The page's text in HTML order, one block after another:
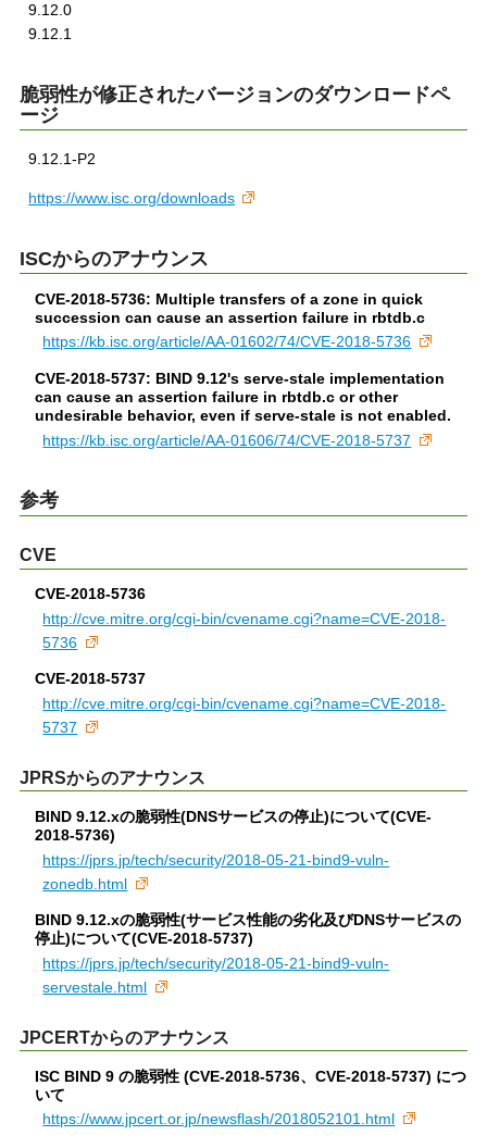
9.12.0
9.12.1
脆弱性が修正されたバージョンのダウンロードペ
ージ
9.12.1-P2
https://www.isc.org/downloads
ISCからのアナウンス
CVE-2018-5736: Multiple transfers of a zone in quick
succession can cause an assertion failure in rbtdb.c
https://kb.isc.org/article/AA-01602/74/CVE-2018-5736
CVE-2018-5737: BIND 9.12's serve-stale implementation
can cause an assertion failure in rbtdb.c or other
undesirable behavior, even if serve-stale is not enabled.
https://kb.isc.org/article/AA-01606/74/CVE-2018-5737
参考
CVE
CVE-2018-5736
http://cve.mitre.org/cgi-bin/cvename.cgi?name=CVE-2018-
5736
CVE-2018-5737
http://cve.mitre.org/cgi-bin/cvename.cgi?name=CVE-2018-
5737
JPRSからのアナウンス
BIND 9.12.xの脆弱性(DNSサービスの停止)について(CVE-
2018-5736)
https://jprs.jp/tech/security/2018-05-21-bind9-vuln-
zonedb.html
BIND 9.12.xの脆弱性(サービス性能の劣化及びDNSサービスの
停止)について(CVE-2018-5737)
https://jprs.jp/tech/security/2018-05-21-bind9-vuln-
servestale.html
JPCERTからのアナウンス
ISC BIND 9 の脆弱性 (CVE-2018-5736、CVE-2018-5737) につ
いて
https://www.jpcert.or.jp/newsflash/2018052101.html